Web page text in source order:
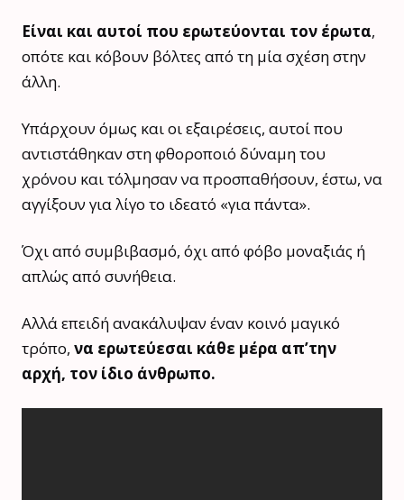
Είναι και αυτοί που ερωτεύονται τον έρωτα,
οπότε και κόβουν βόλτες από τη μία σχέση στην
άλλη.
Υπάρχουν όμως και οι εξαιρέσεις, αυτοί που
αντιστάθηκαν στη φθοροποιό δύναμη του
χρόνου και τόλμησαν να προσπαθήσουν, έστω, να
αγγίξουν για λίγο το ιδεατό «για πάντα».
Όχι από συμβιβασμό, όχι από φόβο μοναξιάς ή
απλώς από συνήθεια.
Αλλά επειδή ανακάλυψαν έναν κοινό μαγικό
τρόπο, να ερωτεύεσαι κάθε μέρα απ’την
αρχή, τον ίδιο άνθρωπο.